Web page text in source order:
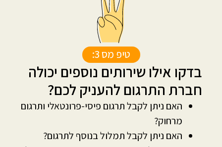
טיפ מס 3:
בדקו אילו שירותים נוספים יכולה
חברת התרגום להעניק לכם?
האם ניתן לקבל תרגום פיסי-פרונטאלי ותרגום
מרחוק?
האם ניתן לקבל תמלול בנוסף לתרגום?